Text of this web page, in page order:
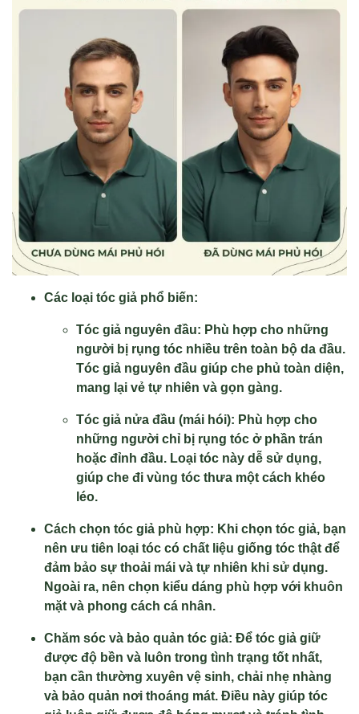
Các loại tóc giả phổ biến:
Tóc giả nguyên đầu: Phù hợp cho những
người bị rụng tóc nhiều trên toàn bộ da đầu.
Tóc giả nguyên đầu giúp che phủ toàn diện,
mang lại vẻ tự nhiên và gọn gàng.
Tóc giả nửa đầu (mái hói): Phù hợp cho
những người chỉ bị rụng tóc ở phần trán
hoặc đỉnh đầu. Loại tóc này dễ sử dụng,
giúp che đi vùng tóc thưa một cách khéo
léo.
Cách chọn tóc giả phù hợp: Khi chọn tóc giả, bạn
nên ưu tiên loại tóc có chất liệu giống tóc thật để
đảm bảo sự thoải mái và tự nhiên khi sử dụng.
Ngoài ra, nên chọn kiểu dáng phù hợp với khuôn
mặt và phong cách cá nhân.
Chăm sóc và bảo quản tóc giả: Để tóc giả giữ
được độ bền và luôn trong tình trạng tốt nhất,
bạn cần thường xuyên vệ sinh, chải nhẹ nhàng
và bảo quản nơi thoáng mát. Điều này giúp tóc